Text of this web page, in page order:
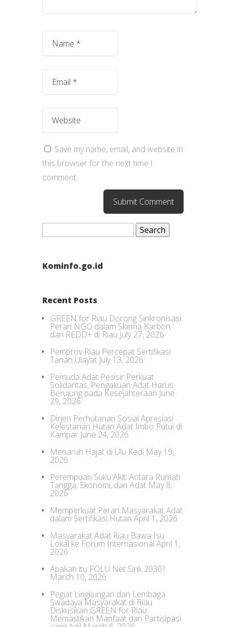
Save my name, email, and website in
this browser for the next time I
comment.
Search
Kominfo.go.id
Recent Posts
GREEN for Riau Dorong Sinkronisasi
Peran NGO dalam Skema Karbon
dan REDD+ di Riau July 27, 2026
Pemprov Riau Percepat Sertifikasi
Tanah Ulayat July 13, 2026
Pemuda Adat Pesisir Perkuat
Solidaritas, Pengakuan Adat Harus
Berujung pada Kesejahteraan June
29, 2026
Dirjen Perhutanan Sosial Apresiasi
Kelestarian Hutan Adat Imbo Putui di
Kampar June 24, 2026
Menaruh Hajat di Ulu Kedi May 19,
2026
Perempuan Suku Akit: Antara Rumah
Tangga, Ekonomi, dan Adat May 8,
2026
Memperkuat Peran Masyarakat Adat
dalam Sertifikasi Hutan April 1, 2026
Masyarakat Adat Riau Bawa Isu
Lokal ke Forum Internasional April 1,
2026
Apakah itu FOLU Net Sink 2030?
March 10, 2026
Pegiat Lingkungan dan Lembaga
Swadaya Masyarakat di Riau
Diskusikan GREEN for Riau:
Memastikan Manfaat dan Partisipasi